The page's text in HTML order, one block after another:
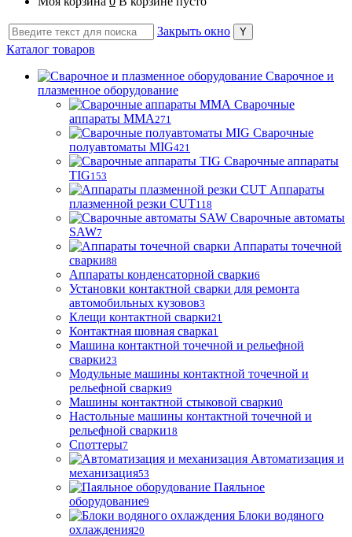
Закрыть окно
Каталог товаров
Сварочное и
плазменное оборудование
Сварочные
аппараты MMA271
Сварочные
полуавтоматы MIG421
Сварочные аппараты
TIG153
Аппараты
плазменной резки CUT118
Сварочные автоматы
SAW7
Аппараты точечной
сварки88
Аппараты конденсаторной сварки6
Установки контактной сварки для ремонта
автомобильных кузовов3
Клещи контактной сварки21
Контактная шовная сварка1
Машина контактной точечной и рельефной
сварки23
Модульные машины контактной точечной и
рельефной сварки9
Машины контактной стыковой сварки0
Настольные машины контактной точечной и
рельефной сварки18
Споттеры7
Автоматизация и
механизация53
Паяльное
оборудование9
Блоки водяного
охлаждения20